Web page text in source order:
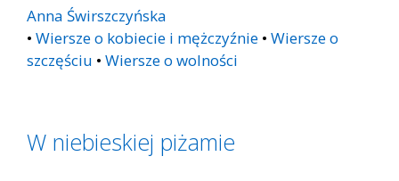
Anna Świrszczyńska
• Wiersze o kobiecie i mężczyźnie • Wiersze o
szczęściu • Wiersze o wolności
W niebieskiej piżamie